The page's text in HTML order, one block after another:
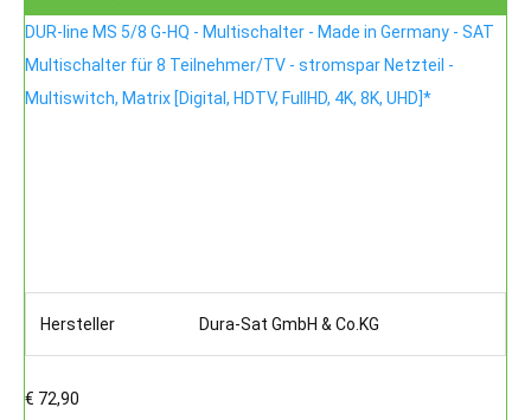
DUR-line MS 5/8 G-HQ - Multischalter - Made in Germany - SAT
Multischalter für 8 Teilnehmer/TV - stromspar Netzteil -
Multiswitch, Matrix [Digital, HDTV, FullHD, 4K, 8K, UHD]*
Hersteller Dura-Sat GmbH & Co.KG
€ 72,90